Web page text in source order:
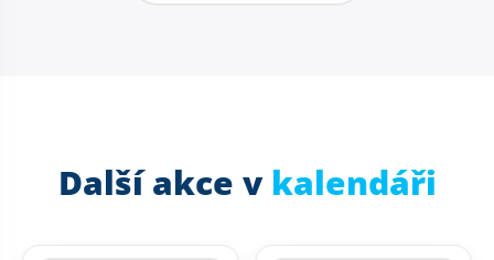
Další akce v kalendáři